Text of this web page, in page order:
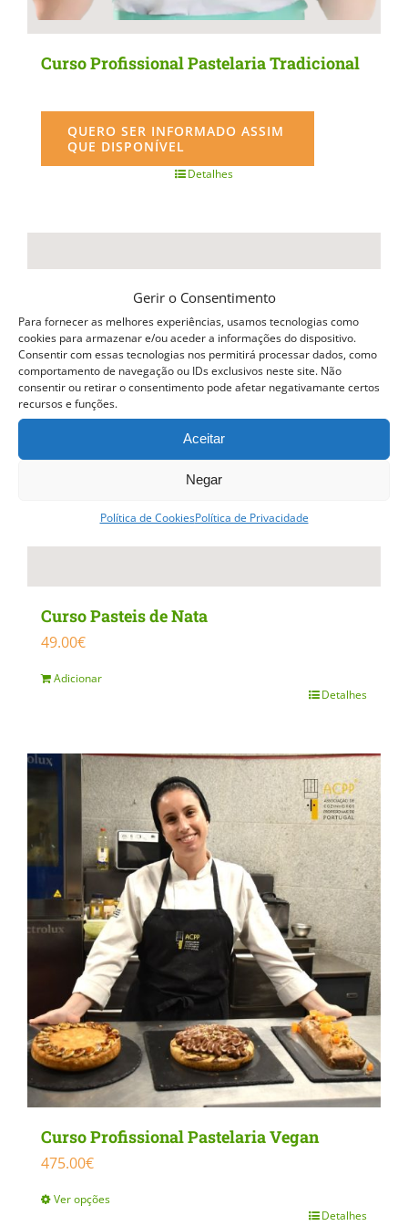
Gerir o Consentimento
Para fornecer as melhores experiências, usamos tecnologias como
cookies para armazenar e/ou aceder a informações do dispositivo.
Consentir com essas tecnologias nos permitirá processar dados, como
comportamento de navegação ou IDs exclusivos neste site. Não
consentir ou retirar o consentimento pode afetar negativamante certos
recursos e funções.
Aceitar
Negar
Política de CookiesPolítica de Privacidade
Curso Profissional Pastelaria Tradicional
QUERO SER INFORMADO ASSIM
QUE DISPONÍVEL
Detalhes
Curso Pasteis de Nata
49.00€
Adicionar
Detalhes
Curso Profissional Pastelaria Vegan
475.00€
Ver opções
Detalhes